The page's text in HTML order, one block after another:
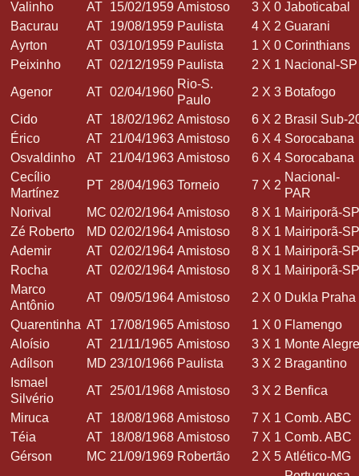
Valinho AT 15/02/1959 Amistoso 3 X 0 Jaboticabal
Bacurau
AT 19/08/1959 Paulista 4 X 2 Guarani
Ayrton
AT 03/10/1959 Paulista 1 X 0 Corinthians
Peixinho
AT 02/12/1959 Paulista 2 X 1 Nacional-SP
Agenor
AT 02/04/1960
Rio-S.
Paulo
2 X 3 Botafogo
Cido
AT 18/02/1962 Amistoso 6 X 2 Brasil Sub-
Érico
AT 21/04/1963 Amistoso 6 X 4 Sorocabana
Osvaldinho
AT 21/04/1963 Amistoso 6 X 4 Sorocabana
Cecílio
Martínez
PT 28/04/1963 Torneio 7 X 2
Nacional-
PAR
Norival
MC 02/02/1964 Amistoso 8 X 1 Mairiporã-SP
Zé Roberto
MD 02/02/1964 Amistoso 8 X 1 Mairiporã-SP
Ademir
AT 02/02/1964 Amistoso 8 X 1 Mairiporã-SP
Rocha
AT 02/02/1964 Amistoso 8 X 1 Mairiporã-SP
Marco
Antônio
AT 09/05/1964 Amistoso 2 X 0 Dukla Praha
Quarentinha AT 17/08/1965 Amistoso 1 X 0 Flamengo
Aloísio
AT 21/11/1965 Amistoso 3 X 1 Monte Alegre
Adílson
MD 23/10/1966 Paulista 3 X 2 Bragantino
Ismael
Silvério
AT 25/01/1968 Amistoso 3 X 2 Benfica
Miruca
AT 18/08/1968 Amistoso 7 X 1 Comb. ABC
Téia
AT 18/08/1968 Amistoso 7 X 1 Comb. ABC
Gérson
MC 21/09/1969 Robertão 2 X 5 Atlético-MG